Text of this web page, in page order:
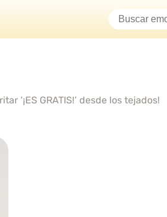
‘¡ES GRATIS!’ desde los tejados!